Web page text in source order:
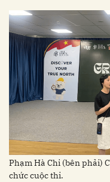
Phạm Hà Chi (bên phải)
chức cuộc thi.